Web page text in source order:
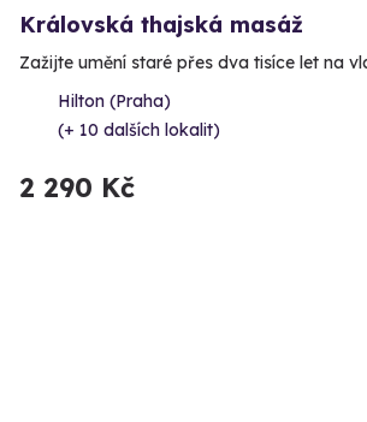
Královská thajská masáž
Zažijte umění staré přes dva tisíce let na
Hilton (Praha)
(+ 10 dalších lokalit)
2 290 Kč